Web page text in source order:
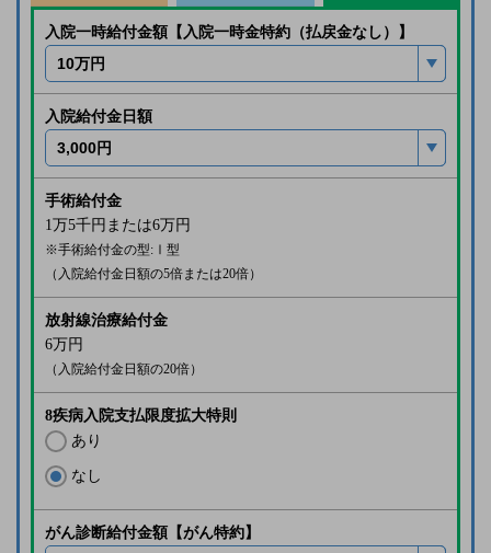
入院一時給付金額【入院一時金特約（払戻金なし）】
入院給付金日額
手術給付金
1万5千円または6万円
※手術給付金の型:Ⅰ型
（入院給付金日額の5倍または20倍）
放射線治療給付金
6万円
（入院給付金日額の20倍）
8疾病入院支払限度拡大特則
あり
なし
がん診断給付金額【がん特約】